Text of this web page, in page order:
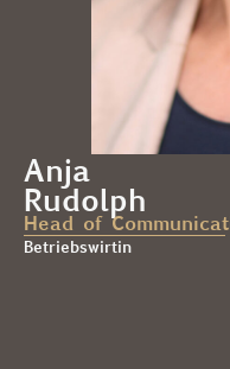
Anja
Rudolph
Head of
Betriebswirtin